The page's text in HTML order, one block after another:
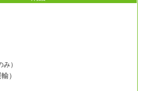
）
）